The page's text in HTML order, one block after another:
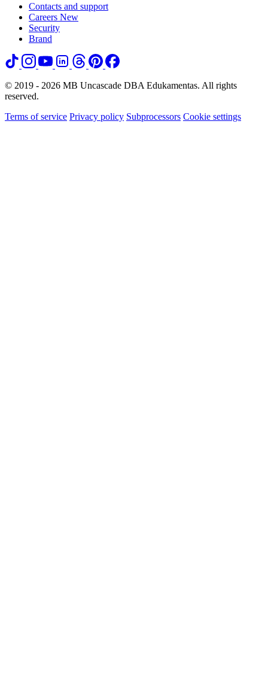
Contacts and support
Careers New
Security
Brand
© 2019 - 2026 MB Uncascade DBA Edukamentas. All rights
reserved.
Terms of service Privacy policy Subprocessors Cookie settings